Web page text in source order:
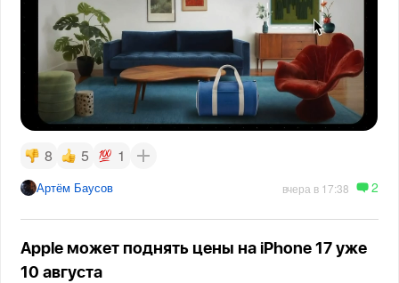
8 5 1
Артём Баусов вчера в 17:38 2
Apple может поднять цены на iPhone 17 уже
10 августа